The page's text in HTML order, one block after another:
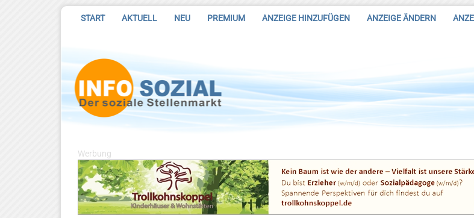
START AKTUELL NEU PREMIUM ANZEIGE HINZUFÜGEN ANZEIGE ÄNDERN
Werbung